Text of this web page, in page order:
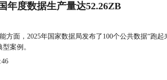
年度数据生产量达52.26ZB
方面，2025年国家数据局发布了100个公共数据“跑
案例。